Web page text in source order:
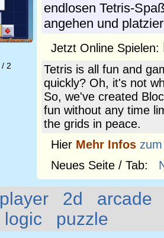
2
endlosen Tetris-
angehen und
Jetzt Online Spielen:
Tetris is all fun and
quickly? Oh, it's not
So, we've created
fun without any time
the grids in peace.
Hier Mehr Infos
Neues Seite / Tab:
2d
arcade
logic puzzle